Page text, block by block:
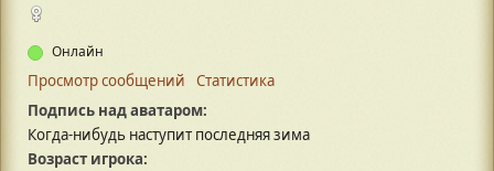
Онлайн
Просмотр сообщений
Статистика
Подпись над аватаром:
Когда-нибудь наступит последняя зима
Возраст игрока: